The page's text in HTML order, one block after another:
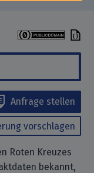
Anfrage stellen
vorschlagen
Roten Kreuzes
bekannt,